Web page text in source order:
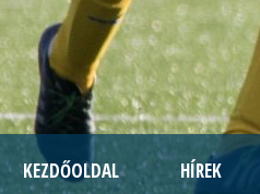
KEZDŐOLDAL HÍREK